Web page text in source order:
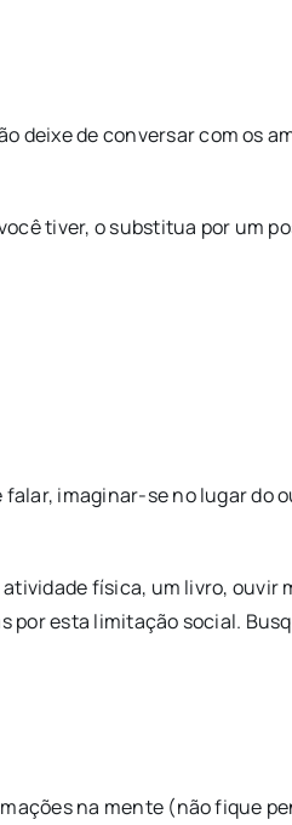
de conversar com os
tiver, o substitua por um
imaginar-se no lugar do
física, um livro,
esta limitação social.
na mente (não fique